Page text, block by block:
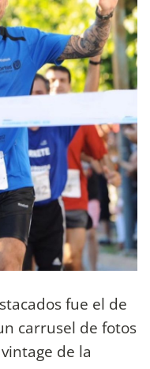
fue el de
carrusel de fotos
de la